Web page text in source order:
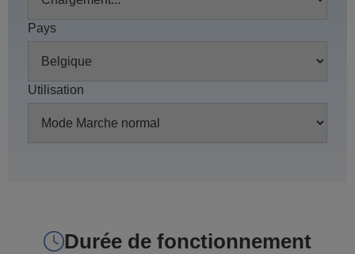
Pays
Utilisation
Durée de fonctionnement